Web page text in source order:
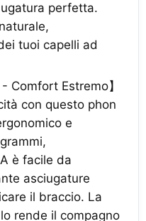
perfetta.
tuoi capelli ad
Comfort Estremo】
con questo phon
e
è facile da
asciugature
il braccio. La
rende il compagno